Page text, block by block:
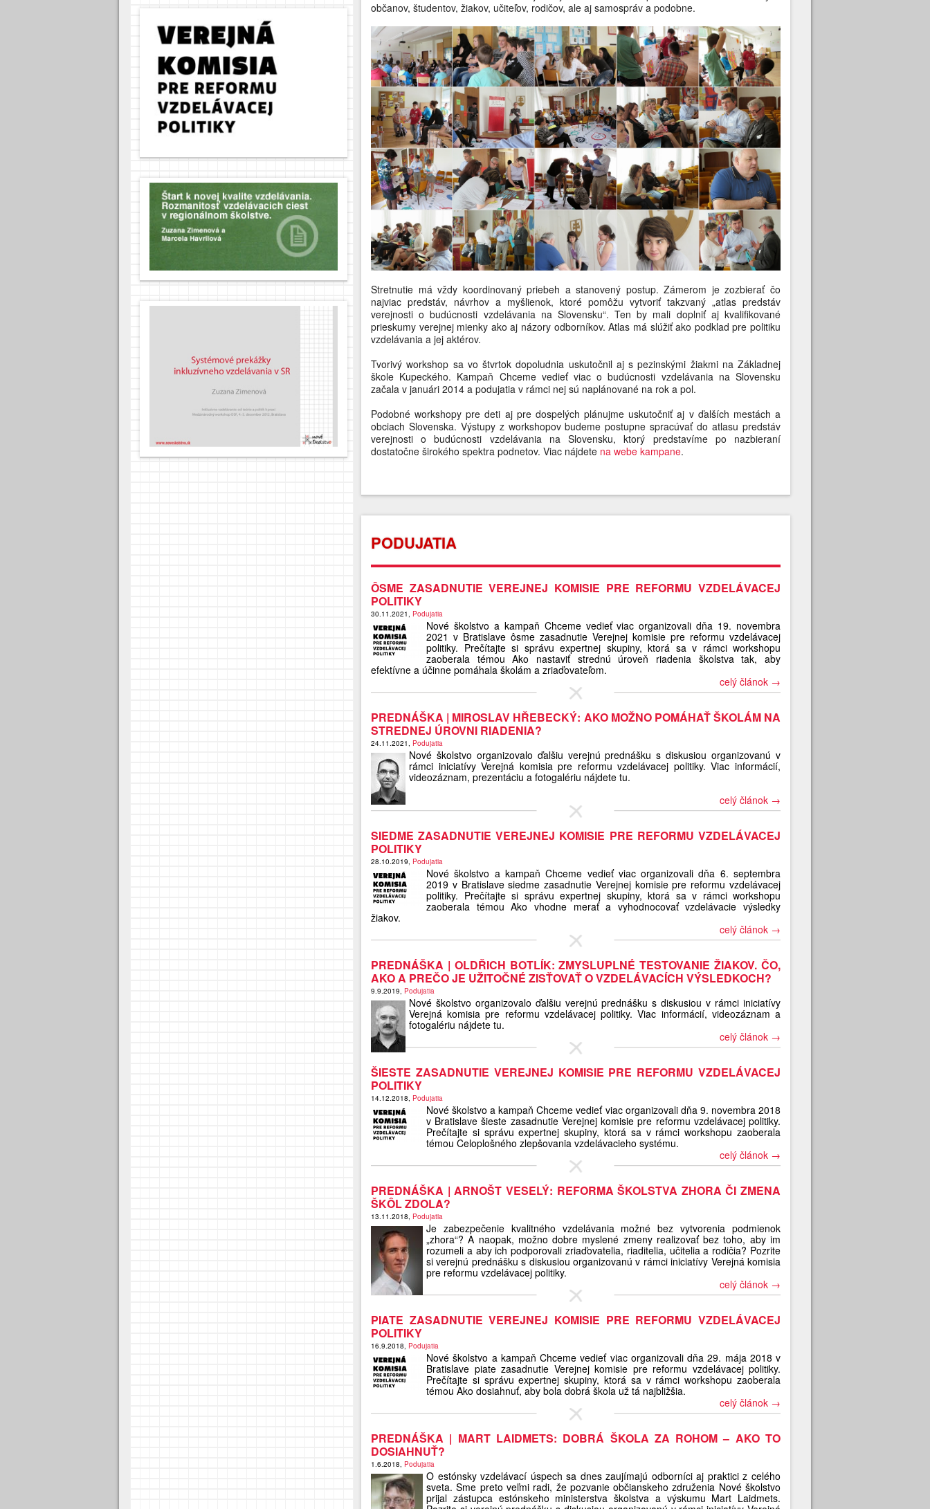
občanov, študentov, žiakov, učiteľov, rodičov, ale aj samospráv a podobne.
Stretnutie má vždy koordinovaný priebeh a stanovený postup. Zámerom je zozbierať čo
najviac predstáv, návrhov a myšlienok, ktoré pomôžu vytvoriť takzvaný „atlas predstáv
verejnosti o budúcnosti vzdelávania na Slovensku“. Ten by mali doplniť aj kvalifikované
prieskumy verejnej mienky ako aj názory odborníkov. Atlas má slúžiť ako podklad pre politiku
vzdelávania a jej aktérov.
Tvorivý workshop sa vo štvrtok dopoludnia uskutočnil aj s pezinskými žiakmi na Základnej
škole Kupeckého. Kampaň Chceme vedieť viac o budúcnosti vzdelávania na Slovensku
začala v januári 2014 a podujatia v rámci nej sú naplánované na rok a pol.
Podobné workshopy pre deti aj pre dospelých plánujme uskutočniť aj v ďalších mestách a
obciach Slovenska. Výstupy z workshopov budeme postupne spracúvať do atlasu predstáv
verejnosti o budúcnosti vzdelávania na Slovensku, ktorý predstavíme po nazbieraní
dostatočne širokého spektra podnetov. Viac nájdete na webe kampane.
PODUJATIA
ÔSME ZASADNUTIE VEREJNEJ KOMISIE PRE REFORMU VZDELÁVACEJ
POLITIKY
30.11.2021, Podujatia
Nové školstvo a kampaň Chceme vedieť viac organizovali dňa 19. novembra
2021 v Bratislave ôsme zasadnutie Verejnej komisie pre reformu vzdelávacej
politiky. Prečítajte si správu expertnej skupiny, ktorá sa v rámci workshopu
zaoberala témou Ako nastaviť strednú úroveň riadenia školstva tak, aby
efektívne a účinne pomáhala školám a zriaďovateľom.
celý článok →
PREDNÁŠKA | MIROSLAV HŘEBECKÝ: AKO MOŽNO POMÁHAŤ ŠKOLÁM NA
STREDNEJ ÚROVNI RIADENIA?
24.11.2021, Podujatia
Nové školstvo organizovalo ďalšiu verejnú prednášku s diskusiou organizovanú v
rámci iniciatívy Verejná komisia pre reformu vzdelávacej politiky. Viac informácií,
videozáznam, prezentáciu a fotogalériu nájdete tu.
celý článok →
SIEDME ZASADNUTIE VEREJNEJ KOMISIE PRE REFORMU VZDELÁVACEJ
POLITIKY
28.10.2019, Podujatia
Nové školstvo a kampaň Chceme vedieť viac organizovali dňa 6. septembra
2019 v Bratislave siedme zasadnutie Verejnej komisie pre reformu vzdelávacej
politiky. Prečítajte si správu expertnej skupiny, ktorá sa v rámci workshopu
zaoberala témou Ako vhodne merať a vyhodnocovať vzdelávacie výsledky
žiakov.
celý článok →
PREDNÁŠKA | OLDŘICH BOTLÍK: ZMYSLUPLNÉ TESTOVANIE ŽIAKOV. ČO,
AKO A PREČO JE UŽITOČNÉ ZISŤOVAŤ O VZDELÁVACÍCH VÝSLEDKOCH?
9.9.2019, Podujatia
Nové školstvo organizovalo ďalšiu verejnú prednášku s diskusiou v rámci iniciatívy
Verejná komisia pre reformu vzdelávacej politiky. Viac informácií, videozáznam a
fotogalériu nájdete tu.
celý článok →
ŠIESTE ZASADNUTIE VEREJNEJ KOMISIE PRE REFORMU VZDELÁVACEJ
POLITIKY
14.12.2018, Podujatia
Nové školstvo a kampaň Chceme vedieť viac organizovali dňa 9. novembra 2018
v Bratislave šieste zasadnutie Verejnej komisie pre reformu vzdelávacej politiky.
Prečítajte si správu expertnej skupiny, ktorá sa v rámci workshopu zaoberala
témou Celoplošného zlepšovania vzdelávacieho systému.
celý článok →
PREDNÁŠKA | ARNOŠT VESELÝ: REFORMA ŠKOLSTVA ZHORA ČI ZMENA
ŠKÔL ZDOLA?
13.11.2018, Podujatia
Je zabezpečenie kvalitného vzdelávania možné bez vytvorenia podmienok
„zhora“? A naopak, možno dobre myslené zmeny realizovať bez toho, aby im
rozumeli a aby ich podporovali zriaďovatelia, riaditelia, učitelia a rodičia? Pozrite
si verejnú prednášku s diskusiou organizovanú v rámci iniciatívy Verejná komisia
pre reformu vzdelávacej politiky.
celý článok →
PIATE ZASADNUTIE VEREJNEJ KOMISIE PRE REFORMU VZDELÁVACEJ
POLITIKY
16.9.2018, Podujatia
Nové školstvo a kampaň Chceme vedieť viac organizovali dňa 29. mája 2018 v
Bratislave piate zasadnutie Verejnej komisie pre reformu vzdelávacej politiky.
Prečítajte si správu expertnej skupiny, ktorá sa v rámci workshopu zaoberala
témou Ako dosiahnuť, aby bola dobrá škola už tá najbližšia.
celý článok →
PREDNÁŠKA | MART LAIDMETS: DOBRÁ ŠKOLA ZA ROHOM – AKO TO
DOSIAHNUŤ?
1.6.2018, Podujatia
O estónsky vzdelávací úspech sa dnes zaujímajú odborníci aj praktici z celého
sveta. Sme preto veľmi radi, že pozvanie občianskeho združenia Nové školstvo
prijal zástupca estónskeho ministerstva školstva a výskumu Mart Laidmets.